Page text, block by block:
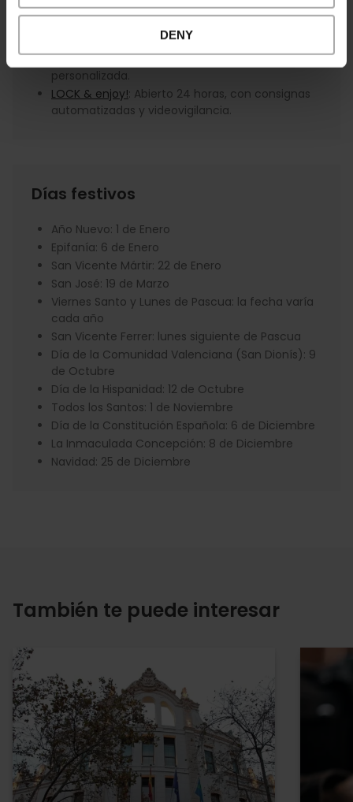
DENY
recomendadas en el centro histórico de València:
Feel Free Luggage Storage
vigilancia continua y lockers con clave
personalizada.
LOCK & enjoy!: Abierto 24 horas, con consignas
automatizadas y videovigilancia.
Días festivos
Año Nuevo: 1 de Enero
Epifanía: 6 de Enero
San Vicente Mártir: 22 de Enero
San José: 19 de Marzo
Viernes Santo y Lunes de Pascua: la fecha varía
cada año
San Vicente Ferrer: lunes siguiente de Pascua
Día de la Comunidad Valenciana (San Dionís): 9
de Octubre
Día de la Hispanidad: 12 de Octubre
Todos los Santos: 1 de Noviembre
Día de la Constitución Española: 6 de Diciembre
La Inmaculada Concepción: 8 de Diciembre
Navidad: 25 de Diciembre
También te puede interesar